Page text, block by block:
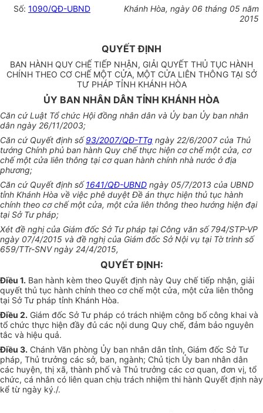
Số: 1090/QĐ-UBND Khánh Hòa, ngày 06tháng 05 năm
2015
QUYẾT ĐỊNH
BAN HÀNH QUY CHẾ TIẾP NHẬN, GIẢI QUYẾT THỦ TỤC HÀNH
CHÍNH THEO CƠ CHẾ MỘT CỬA, MỘT CỬA LIÊN THÔNG TẠI SỞ
TƯ PHÁP TỈNH KHÁNH HÒA
ỦY BAN NHÂN DÂN TỈNH KHÁNH HÒA
Căn cứ Luật Tổ chức Hội đồng nhân dân và Ủy ban Ủy ban nhân
dân ngày 26/11/2003;
Căn cứ Quyết định số93/2007/QĐ-TTg ngày 22/6/2007 của Thủ
tướng Chính phủ ban hành Quy chế thực hiện cơ chế một cửa, cơ
chế một cửa liên thông tại cơ quan hành chính nhà nước ở địa
phương;
Căn cứ Quyết định số1641/QĐ-UBND ngày 05/7/2013 của UBND
tỉnh Khánh Hòa về việc phê duyệt Đề án thực hiện thủ tục hành
chính theo cơ chế một cửa, một cửa liên thông theo hướng hiện đại
tại Sở Tư pháp;
Xét đề nghị của Giám đốc Sở Tư pháp tại Công văn số794/STP-VP
ngày 07/4/2015 và đề nghị của Giám đốc Sở Nội vụ tại Tờ trình số
659/TTr-SNV ngày 24/4/2015,
QUYẾT ĐỊNH:
Điều 1. Ban hành kèm theo Quyết định này Quy chế tiếp nhận, giải
quyết thủ tục hành chính theo cơ chế một cửa, một cửa liên thông
tại Sở Tư pháp tỉnh Khánh Hòa.
Điều 2. Giám đốc Sở Tư pháp có trách nhiệm công bố công khai và
tổ chức thực hiện đầy đủ các nội dung Quy chế, đảm bảo nguyên
tắc và hiệu quả.
Điều 3. Chánh Văn phòng Ủy ban nhân dân tỉnh, Giám đốc Sở Tư
pháp, Thủ trưởng các sở, ban, ngành; Chủ tịch Ủy ban nhân dân
các huyện, thị xã, thành phố và Thủ trưởng các cơ quan, đơn vị, tổ
chức, cá nhân có liên quan chịu trách nhiệm thi hành Quyết định này
kể từ ngày ký./.